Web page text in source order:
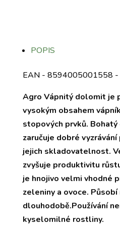
POPIS
EAN - 8594005001558 -
Agro Vápnitý dolomit je
vysokým obsahem
stopových prvků. Bohatý
zaručuje dobré
jejich skladovatelnost.
zvyšuje produktivitu
je hnojivo velmi vhodné
zeleniny a ovoce. Působí
dlouhodobě.Používání
kyselomilné rostliny.